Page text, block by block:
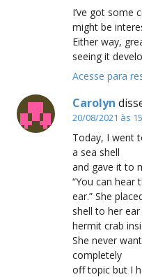
I’ve got some
might be
Either way,
seeing it
Acesse para
Carolyn
20/08/2021 às
Today, I went
a sea shell
and gave it to
“You can
ear.” She
shell to her
hermit crab
She never
completely
off topic but I